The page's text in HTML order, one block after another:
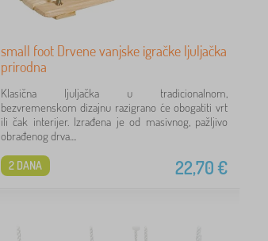
small foot Drvene vanjske igračke ljuljačka
prirodna
Klasična ljuljačka u tradicionalnom,
bezvremenskom dizajnu razigrano će obogatiti vrt
ili čak interijer. Izrađena je od masivnog, pažljivo
obrađenog drva....
22,70€
2 DANA